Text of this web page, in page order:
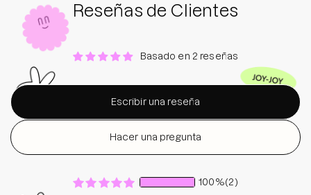
Reseñas de Clientes
Basado en 2 reseñas
Escribir una reseña
Hacer una pregunta
100%(2)